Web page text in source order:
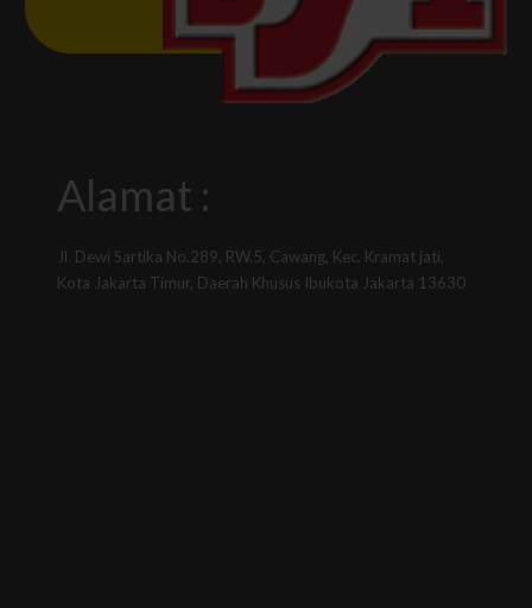
Alamat :
Jl. Dewi Sartika No.289, RW.5, Cawang, Kec. Kramat jati,
Kota Jakarta Timur, Daerah Khusus Ibukota Jakarta 13630